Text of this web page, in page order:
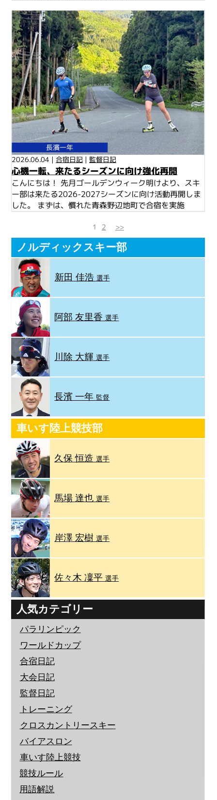
長濱一年
2026.06.04 | 合宿日記 | 監督日記
心機一転、来たるシーズンに向け強化再開
こんにちは！ 先月ゴールデンウィーク明けより、スキ
ー部は来たる2026-2027シーズンに向け活動再開しま
した。 まずは、慣れた青森野辺地町で合宿を実施
1 2 >>
ノルディックスキー部
新田 佳浩 選手
阿部 友里香選手
川除 大輝選手
長濱 一年 監督
車いす陸上競技部
久保 恒造選手
馬場 達也選手
岸澤 宏樹選手
佐々木 凜平選手
人気カテゴリー
パラリンピック
ワールドカップ
合宿日記
大会日記
監督日記
トレーニング
クロスカントリースキー
バイアスロン
車いす陸上競技
競技ルール
用語解説